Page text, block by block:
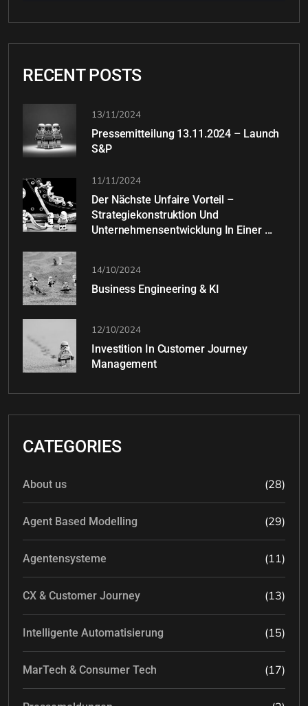
RECENT POSTS
13/11/2024
Pressemitteilung 13.11.2024 – Launch
S&P
11/11/2024
Der Nächste Unfaire Vorteil –
Strategiekonstruktion Und
Unternehmensentwicklung In Einer ...
14/10/2024
Business Engineering & KI
12/10/2024
Investition In Customer Journey
Management
CATEGORIES
About us (28)
Agent Based Modelling (29)
Agentensysteme (11)
CX & Customer Journey (13)
Intelligente Automatisierung (15)
MarTech & Consumer Tech (17)